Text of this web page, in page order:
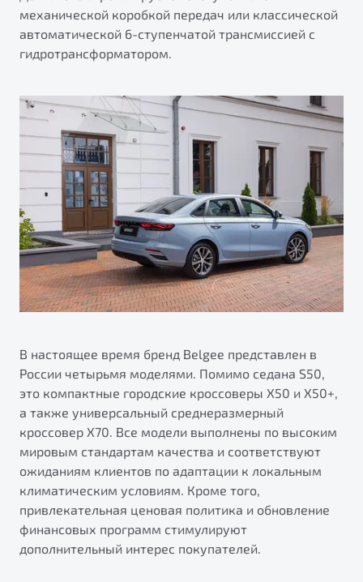
механической коробкой передач или классической
автоматической 6-ступенчатой трансмиссией с
гидротрансформатором.
В настоящее время бренд Belgee представлен в
России четырьмя моделями. Помимо седана S50,
это компактные городские кроссоверы X50 и X50+,
а также универсальный среднеразмерный
кроссовер X70. Все модели выполнены по высоким
мировым стандартам качества и соответствуют
ожиданиям клиентов по адаптации к локальным
климатическим условиям. Кроме того,
привлекательная ценовая политика и обновление
финансовых программ стимулируют
дополнительный интерес покупателей.